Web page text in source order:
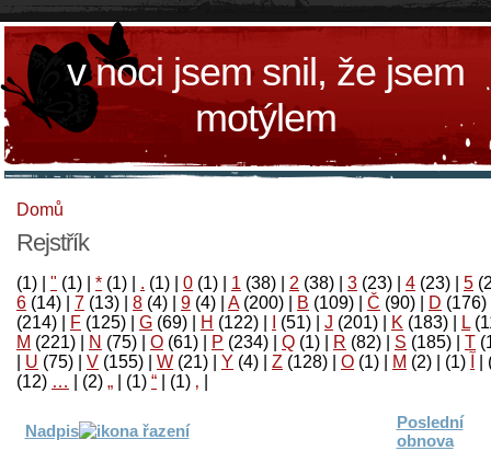
v noci jsem snil, že jsem
motýlem
Domů
Rejstřík
(1) " (1) * (1) . (1) 0 (1) 1 (38) 2 (38) 3 (23) 4 (23) 5
6 (14) 7 (13) 8 (4) 9 (4) A(200) B (109) Č (90) D (176)
(214)
F (125) G (69) H (122) (51) J (201) K (183) L
M (221) N (75) O (61) P (234) Q (1) R (82) S (185) T
U (75) V (155) W (21) Y (4) Z (128) Ο (1) М (2)
(1)
‚
(1)
“
(1)
„
(2)
…
(12)
Nadpis
Poslední
obnova